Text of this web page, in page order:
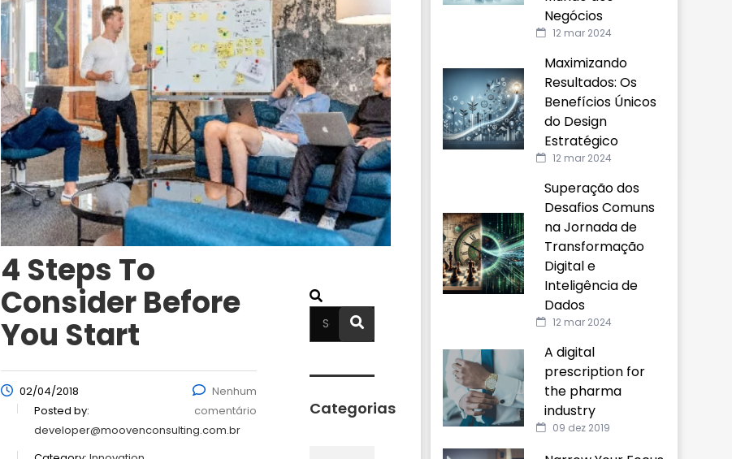
4 Steps To
Consider Before
You Start
02/04/2018
Posted by:
developer@moovenconsulting.com.br
Nenhum
comentário
Categorias
Negócios
12 mar 2024
Maximizando
Resultados: Os
Benefícios Únicos
do Design
Estratégico
12 mar 2024
Superação dos
Desafios Comuns
na Jornada de
Transformação
Digital e
Inteligência de
Dados
12 mar 2024
A digital
prescription for
the pharma
industry
09 dez 2019